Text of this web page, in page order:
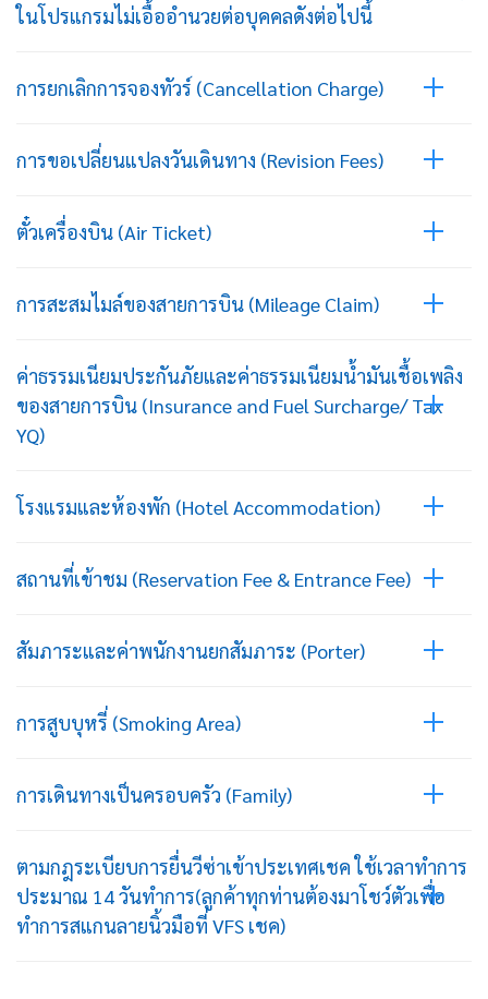
ในโปรแกรมไม่เอื้ออำนวยต่อบุคคลดังต่อไปนี้
การยกเลิกการจองทัวร์ (Cancellation Charge)
การขอเปลี่ยนแปลงวันเดินทาง (Revision Fees)
ตั๋วเครื่องบิน (Air Ticket)
การสะสมไมล์ของสายการบิน (Mileage Claim)
ค่าธรรมเนียมประกันภัยและค่าธรรมเนียมน้ำมันเชื้อเพลิง
ของสายการบิน (Insurance and Fuel Surcharge/ Tax
YQ)
โรงแรมและห้องพัก (Hotel Accommodation)
สถานที่เข้าชม (Reservation Fee & Entrance Fee)
สัมภาระและค่าพนักงานยกสัมภาระ (Porter)
การสูบบุหรี่ (Smoking Area)
การเดินทางเป็นครอบครัว (Family)
ตามกฎระเบียบการยื่นวีซ่าเข้าประเทศเชค ใช้เวลาทำการ
ประมาณ 14 วันทำการ(ลูกค้าทุกท่านต้องมาโชว์ตัวเพื่อ
ทำการสแกนลายนิ้วมือที่ VFS เชค)